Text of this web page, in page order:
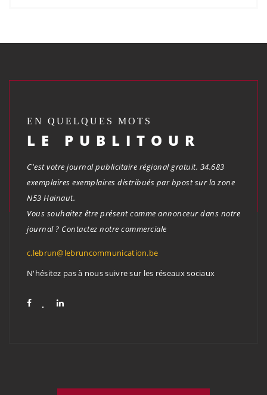
EN QUELQUES MOTS
LE PUBLITOUR
C'est votre journal publicitaire régional gratuit. 34.683
exemplaires exemplaires distribués par bpost sur la zone
N53 Hainaut.
Vous souhaitez être présent comme annonceur dans notre
journal ? Contactez notre commerciale
c.lebrun@lebruncommunication.be
N'hésitez pas à nous suivre sur les réseaux sociaux